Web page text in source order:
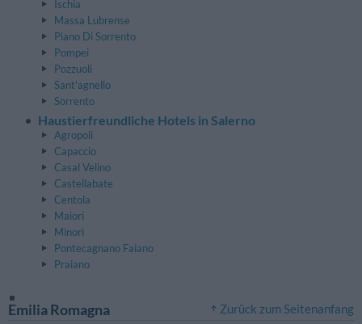
Ischia
Massa Lubrense
Piano Di Sorrento
Pompei
Pozzuoli
Sant'agnello
Sorrento
Haustierfreundliche Hotels in Salerno
Agropoli
Capaccio
Casal Velino
Castellabate
Centola
Maiori
Minori
Pontecagnano Faiano
Praiano
Emilia Romagna Zurück zum Seitenanfang